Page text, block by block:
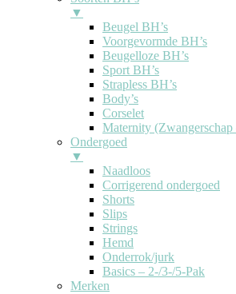
▼
Beugel BH’s
Voorgevormde BH’s
Beugelloze BH’s
Sport BH’s
Strapless BH’s
Body’s
Corselet
Maternity
Ondergoed
▼
Naadloos
Corrigerend ondergoed
Shorts
Slips
Strings
Hemd
Onderrok/jurk
Basics – 2-/3-/5-Pak
Merken